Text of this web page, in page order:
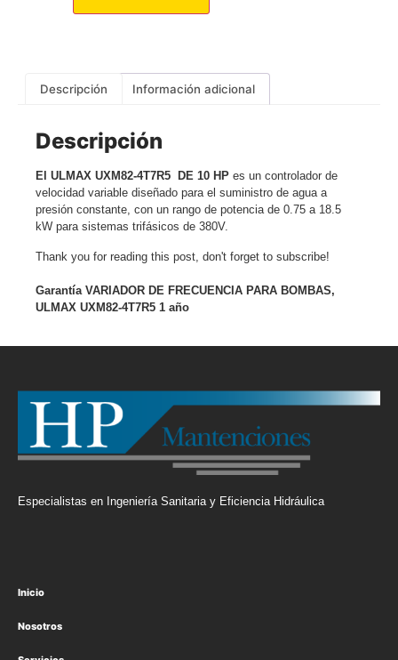
Descripción Información adicional
Descripción
El ULMAX UXM82-4T7R5 DE 10 HP es un controlador de
velocidad variable diseñado para el suministro de agua a
presión constante, con un rango de potencia de 0.75 a 18.5
kW para sistemas trifásicos de 380V.
Thank you for reading this post, don't forget to subscribe!
Garantía VARIADOR DE FRECUENCIA PARA BOMBAS,
ULMAX UXM82-4T7R5 1 año
Especialistas en Ingeniería Sanitaria y Eficiencia Hidráulica
Inicio
Nosotros